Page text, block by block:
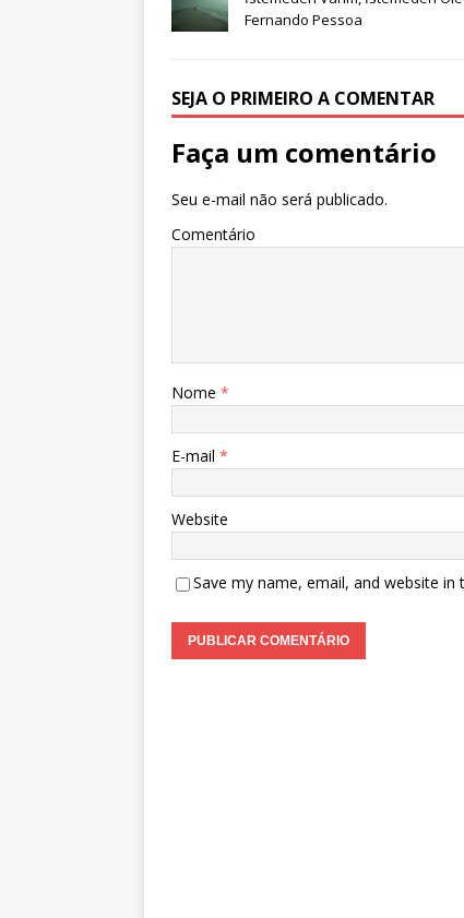
Fernando Pessoa
SEJA O PRIMEIRO A COMENTAR
Faça um comentário
Seu e-mail não será publicado.
Comentário
Nome *
E-mail *
Website
Save my name, email, and website